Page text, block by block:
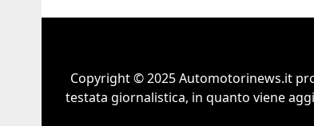
Copyright © 2025 Automotorinews.it
testata giornalistica, in quanto viene